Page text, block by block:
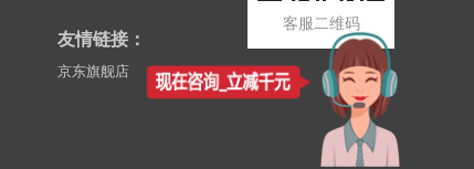
客服二维码
友情链接：
京东旗舰店